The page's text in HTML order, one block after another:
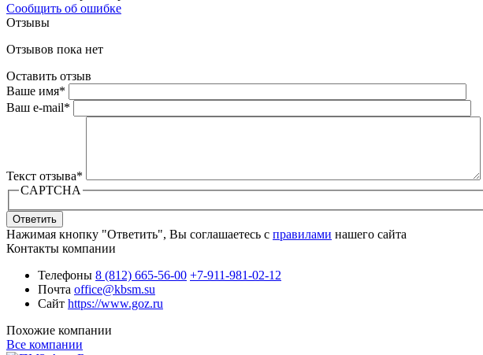
Сообщить об ошибке
Отзывы
Отзывов пока нет
Оставить отзыв
Ваше имя*
Ваш e-mail*
Текст отзыва*
CAPTCHA
Ответить
Нажимая кнопку "Ответить", Вы соглашаетесь с правилами нашего сайта
Контакты компании
Телефоны 8 (812) 665-56-00 +7-911-981-02-12
Почта office@kbsm.su
Сайт https://www.goz.ru
Похожие компании
Все компании